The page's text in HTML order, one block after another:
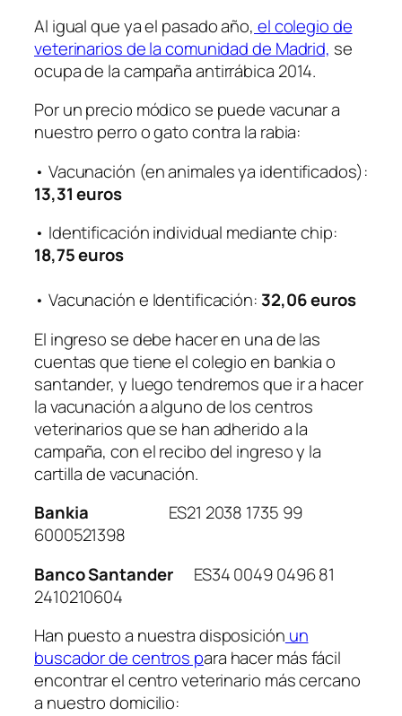
Al igual que ya el pasado año, el colegio de
veterinarios de la comunidad de Madrid, se
ocupa de la campaña antirrábica 2014.
Por un precio módico se puede vacunar a
nuestro perro o gato contra la rabia:
• Vacunación (en animales ya identificados):
13,31 euros
• Identificación individual mediante chip:
18,75 euros
• Vacunación e Identificación: 32,06 euros
El ingreso se debe hacer en una de las
cuentas que tiene el colegio en bankia o
santander, y luego tendremos que ir a hacer
la vacunación a alguno de los centros
veterinarios que se han adherido a la
campaña, con el recibo del ingreso y la
cartilla de vacunación.
Bankia ES21 2038 1735 99
6000521398
Banco SantanderES34 0049 0496 81
2410210604
Han puesto a nuestra disposición un
buscador de centros para hacer más fácil
encontrar el centro veterinario más cercano
a nuestro domicilio: